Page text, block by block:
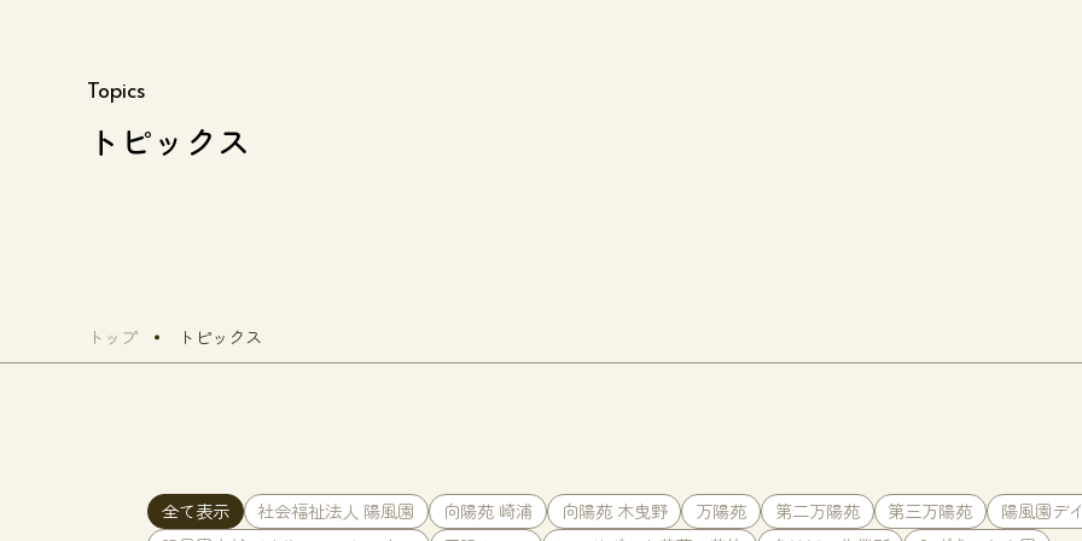
Topics
トピックス
トップ トピックス
全て表示 社会福祉法人 陽風園 向陽苑 崎浦 向陽苑 木曳野 万陽苑 第二万陽苑 第三万陽苑
陽風園デ